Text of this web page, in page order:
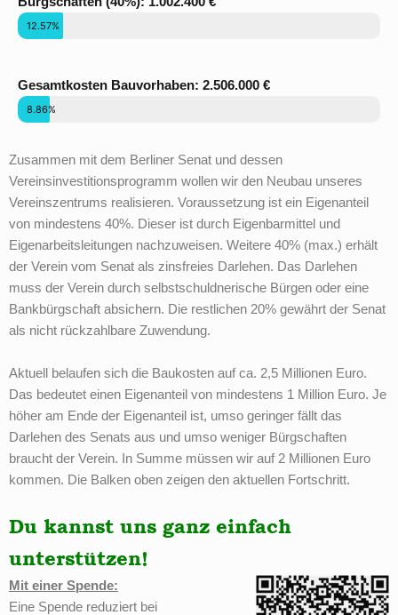
Bereits erreicht:
12.57%
Gesamtkosten Bauvorhaben: 2.506.000 €
Bereits ausgegeben:
8.86%
Zusammen mit dem Berliner Senat und dessen
Vereinsinvestitionsprogramm wollen wir den Neubau unseres
Vereinszentrums realisieren. Voraussetzung ist ein Eigenanteil
von mindestens 40%. Dieser ist durch Eigenbarmittel und
Eigenarbeitsleitungen nachzuweisen. Weitere 40% (max.) erhält
der Verein vom Senat als zinsfreies Darlehen. Das Darlehen
muss der Verein durch selbstschuldnerische Bürgen oder eine
Bankbürgschaft absichern. Die restlichen 20% gewährt der Senat
als nicht rückzahlbare Zuwendung.
Aktuell belaufen sich die Baukosten auf ca. 2,5 Millionen Euro.
Das bedeutet einen Eigenanteil von mindestens 1 Million Euro. Je
höher am Ende der Eigenanteil ist, umso geringer fällt das
Darlehen des Senats aus und umso weniger Bürgschaften
braucht der Verein. In Summe müssen wir auf 2 Millionen Euro
kommen. Die Balken oben zeigen den aktuellen Fortschritt.
Du kannst uns ganz einfach
unterstützen!
Mit einer Spende:
Eine Spende reduziert bei